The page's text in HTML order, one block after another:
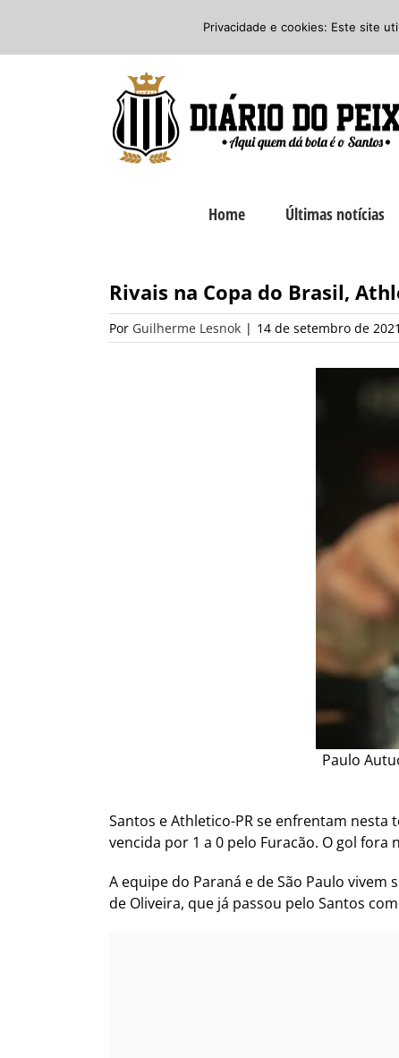
o
Facebook
Instagram
Home Últimas notícias
Rivais na Copa do Brasil,
Por Guilherme Lesnok | 14 de setembro de
Paulo
Santos e Athletico-PR se enfrentam nesta
vencida por 1 a 0 pelo Furacão. O gol
A equipe do Paraná e de São Paulo
de Oliveira, que já passou pelo Santos
Privacidade e cookies: Este site